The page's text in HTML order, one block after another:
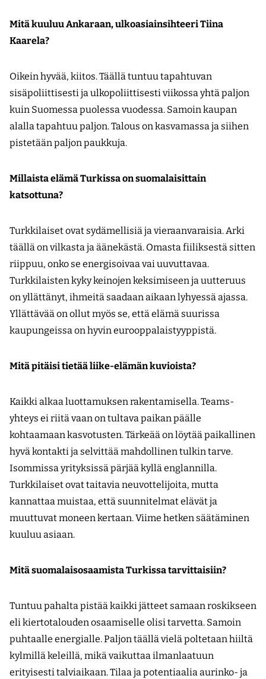
Mitä kuuluu Ankaraan, ulkoasiainsihteeri Tiina
Kaarela?
Oikein hyvää, kiitos. Täällä tuntuu tapahtuvan
sisäpoliittisesti ja ulkopoliittisesti viikossa yhtä paljon
kuin Suomessa puolessa vuodessa. Samoin kaupan
alalla tapahtuu paljon. Talous on kasvamassa ja siihen
pistetään paljon paukkuja.
Millaista elämä Turkissa on suomalaisittain
katsottuna?
Turkkilaiset ovat sydämellisiä ja vieraanvaraisia. Arki
täällä on vilkasta ja äänekästä. Omasta fiiliksestä sitten
riippuu, onko se energisoivaa vai uuvuttavaa.
Turkkilaisten kyky keinojen keksimiseen ja uutteruus
on yllättänyt, ihmeitä saadaan aikaan lyhyessä ajassa.
Yllättävää on ollut myös se, että elämä suurissa
kaupungeissa on hyvin eurooppalaistyyppistä.
Mitä pitäisi tietää liike-elämän kuvioista?
Kaikki alkaa luottamuksen rakentamisella. Teams-
yhteys ei riitä vaan on tultava paikan päälle
kohtaamaan kasvotusten. Tärkeää on löytää paikallinen
hyvä kontakti ja selvittää mahdollinen tulkin tarve.
Isommissa yrityksissä pärjää kyllä englannilla.
Turkkilaiset ovat taitavia neuvottelijoita, mutta
kannattaa muistaa, että suunnitelmat elävät ja
muuttuvat moneen kertaan. Viime hetken säätäminen
kuuluu asiaan.
Mitä suomalaisosaamista Turkissa tarvittaisiin?
Tuntuu pahalta pistää kaikki jätteet samaan roskikseen
eli kiertotalouden osaamiselle olisi tarvetta. Samoin
puhtaalle energialle. Paljon täällä vielä poltetaan hiiltä
kylmillä keleillä, mikä vaikuttaa ilmanlaatuun
erityisesti talviaikaan. Tilaa ja potentiaalia aurinko- ja